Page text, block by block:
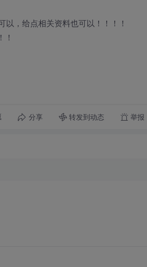
，给点相关资料也可以！！！！
分享 转发到动态 举报